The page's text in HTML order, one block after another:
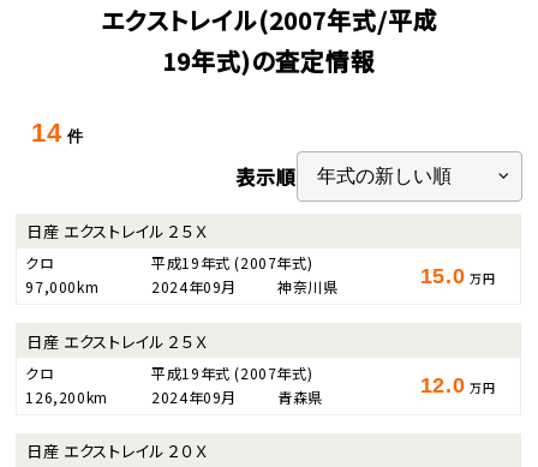
エクストレイル(2007年式/平成
19年式)の査定情報
14 件
表示順
日産 エクストレイル ２５Ｘ
クロ 平成19年式(2007年式)
97,000km
2024年09月 神奈川県 15.0 万円
日産 エクストレイル ２５Ｘ
クロ 平成19年式(2007年式)
126,200km
2024年09月 青森県 12.0 万円
日産 エクストレイル ２０Ｘ